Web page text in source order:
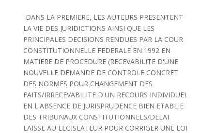
-DANS LA PREMIERE, LES AUTEURS PRESENTENT
LA VIE DES JURIDICTIONS AINSI QUE LES
PRINCIPALES DECISIONS RENDUES PAR LA COUR
CONSTITUTIONNELLE FEDERALE EN 1992 EN
MATIERE DE PROCEDURE (RECEVABILITE D'UNE
NOUVELLE DEMANDE DE CONTROLE CONCRET
DES NORMES POUR CHANGEMENT DES
FAITS/IRRECEVABILITE D'UN RECOURS INDIVIDUEL
EN L'ABSENCE DE JURISPRUDENCE BIEN ETABLIE
DES TRIBUNAUX CONSTITUTIONNELS/DELAI
LAISSE AU LEGISLATEUR POUR CORRIGER UNE LOI